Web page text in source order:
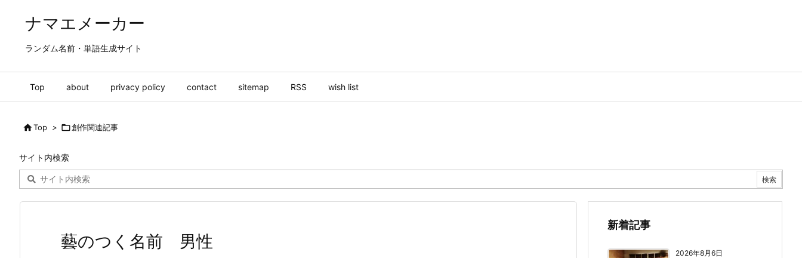
ナマエメーカー
ランダム名前・単語生成サイト
Top about privacy policy contact sitemap RSS wish list
Top > 創作関連記事
サイト内検索
藝のつく名前 男性
新着記事
2026年8月6日